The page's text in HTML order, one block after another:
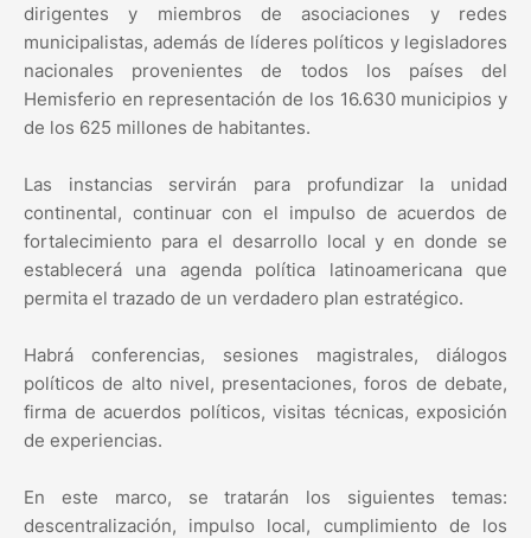
dirigentes y miembros de asociaciones y redes
municipalistas, además de líderes políticos y legisladores
nacionales provenientes de todos los países del
Hemisferio en representación de los 16.630 municipios y
de los 625 millones de habitantes.
Las instancias servirán para profundizar la unidad
continental, continuar con el impulso de acuerdos de
fortalecimiento para el desarrollo local y en donde se
establecerá una agenda política latinoamericana que
permita el trazado de un verdadero plan estratégico.
Habrá conferencias, sesiones magistrales, diálogos
políticos de alto nivel, presentaciones, foros de debate,
firma de acuerdos políticos, visitas técnicas, exposición
de experiencias.
En este marco, se tratarán los siguientes temas:
descentralización, impulso local, cumplimiento de los